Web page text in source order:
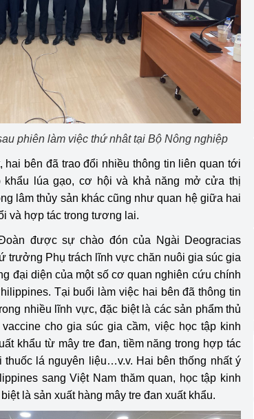
Thị trường châu Âu – châu Mỹ
Công Thương đưa nghị quyết
hội XIV của Đảng vào cuộc sống
triển công nghiệp Công nghiệp nền tảng
Chính sách
Sản xuất công nghiệp
triển năng lượng
phiên làm việc thứ nhât tại Bộ Nông nghiệp
hai bên đã trao đổi nhiều thông tin liên quan tới
khẩu lúa gạo, cơ hội và khả năng mở cửa thị
lâm thủy sản khác cũng như quan hệ giữa hai
và hợp tác trong tương lai.
được sự chào đón của Ngài Deogracias
trưởng Phụ trách lĩnh vực chăn nuôi gia súc gia
đại diện của một số cơ quan nghiên cứu chính
Tại buổi làm việc hai bên đã thông tin
nhiều lĩnh vực, đặc biệt là các sản phẩm thủ
cho gia súc gia cầm, việc học tập kinh
khẩu từ mây tre đan, tiềm năng trong hợp tác
thuốc lá nguyên liệu…v.v. Hai bên thống nhất ý
sang Việt Nam thăm quan, học tập kinh
là sản xuất hàng mây tre đan xuất khẩu.